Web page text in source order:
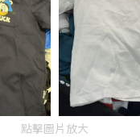
點擊圖片放大